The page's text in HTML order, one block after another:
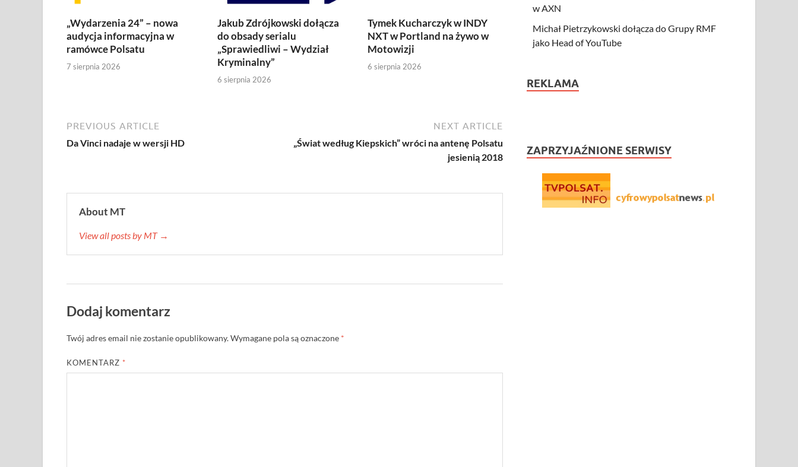
„Wydarzenia 24” – nowa
audycja informacyjna w
ramówce Polsatu
7 sierpnia 2026
Jakub Zdrójkowski dołącza
do obsady serialu
„Sprawiedliwi – Wydział
Kryminalny”
6 sierpnia 2026
Tymek Kucharczyk w INDY
NXT w Portland na żywo w
Motowizji
6 sierpnia 2026
PREVIOUS ARTICLE
Da Vinci nadaje w wersji HD
NEXT ARTICLE
„Świat według Kiepskich” wróci na antenę Polsatu
jesienią 2018
About MT
View all posts by MT →
Dodaj komentarz
Twój adres email nie zostanie opublikowany.Wymagane pola są oznaczone *
KOMENTARZ *
w AXN
Michał Pietrzykowski dołącza do Grupy RMF
jako Head of YouTube
REKLAMA
ZAPRZYJAŹNIONE SERWISY